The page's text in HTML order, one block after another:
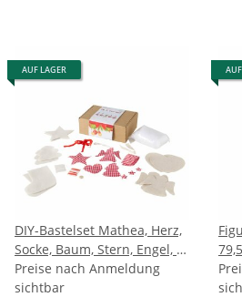
AUF LAGER
DIY-Bastelset Mathea, Herz,
Socke, Baum, Stern, Engel, H
7,00 cm, L 20,00 cm
Preise nach Anmeldung
sichtbar